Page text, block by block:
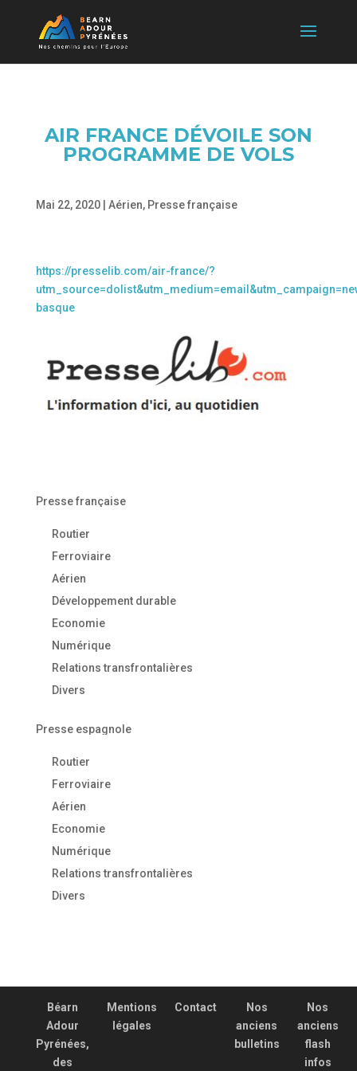
AIR FRANCE DÉVOILE SON
PROGRAMME DE VOLS
Mai 22, 2020| Aérien, Presse française
https://presselib.com/air-france/?
basque
Presse française
Routier
Ferroviaire
Aérien
Développement durable
Economie
Numérique
Relations transfrontalières
Divers
Presse espagnole
Routier
Ferroviaire
Aérien
Economie
Numérique
Relations transfrontalières
Divers
Béarn
Adour
Pyrénées,
des
Mentions
légales
Contact
Nos
anciens
bulletins
Nos
anciens
flash
infos